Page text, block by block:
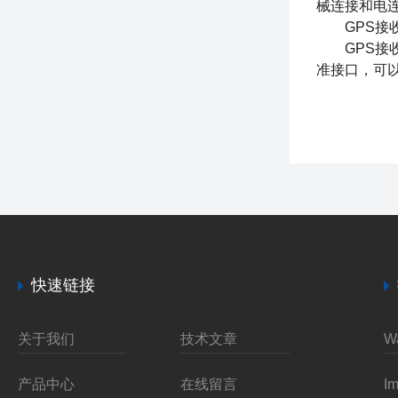
械连接和电
GPS接
GPS接收
准接口，可
快速链接
关于我们 技术文章
产品中心 在线留言